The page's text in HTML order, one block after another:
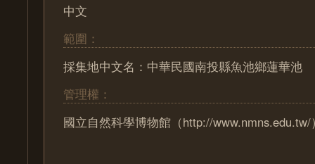
中文
範圍：
採集地中文名：中華民國南投縣魚池鄉蓮華池
管理權：
國立自然科學博物館（http://www.nmns.edu.tw/